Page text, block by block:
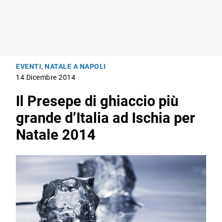
EVENTI,NATALE A NAPOLI
14 Dicembre 2014
Il Presepe di ghiaccio più
grande d’Italia ad Ischia per
Natale 2014